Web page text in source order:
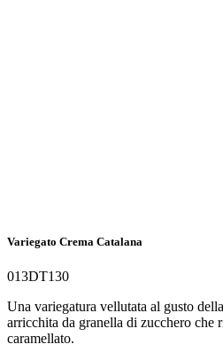
Variegato Crema Catalana
013DT130
Una variegatura vellutata al gusto
arricchita da granella di zucchero che
caramellato.